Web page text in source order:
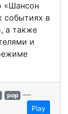
«Шансон
событиях в
а также
и
pop —
Play